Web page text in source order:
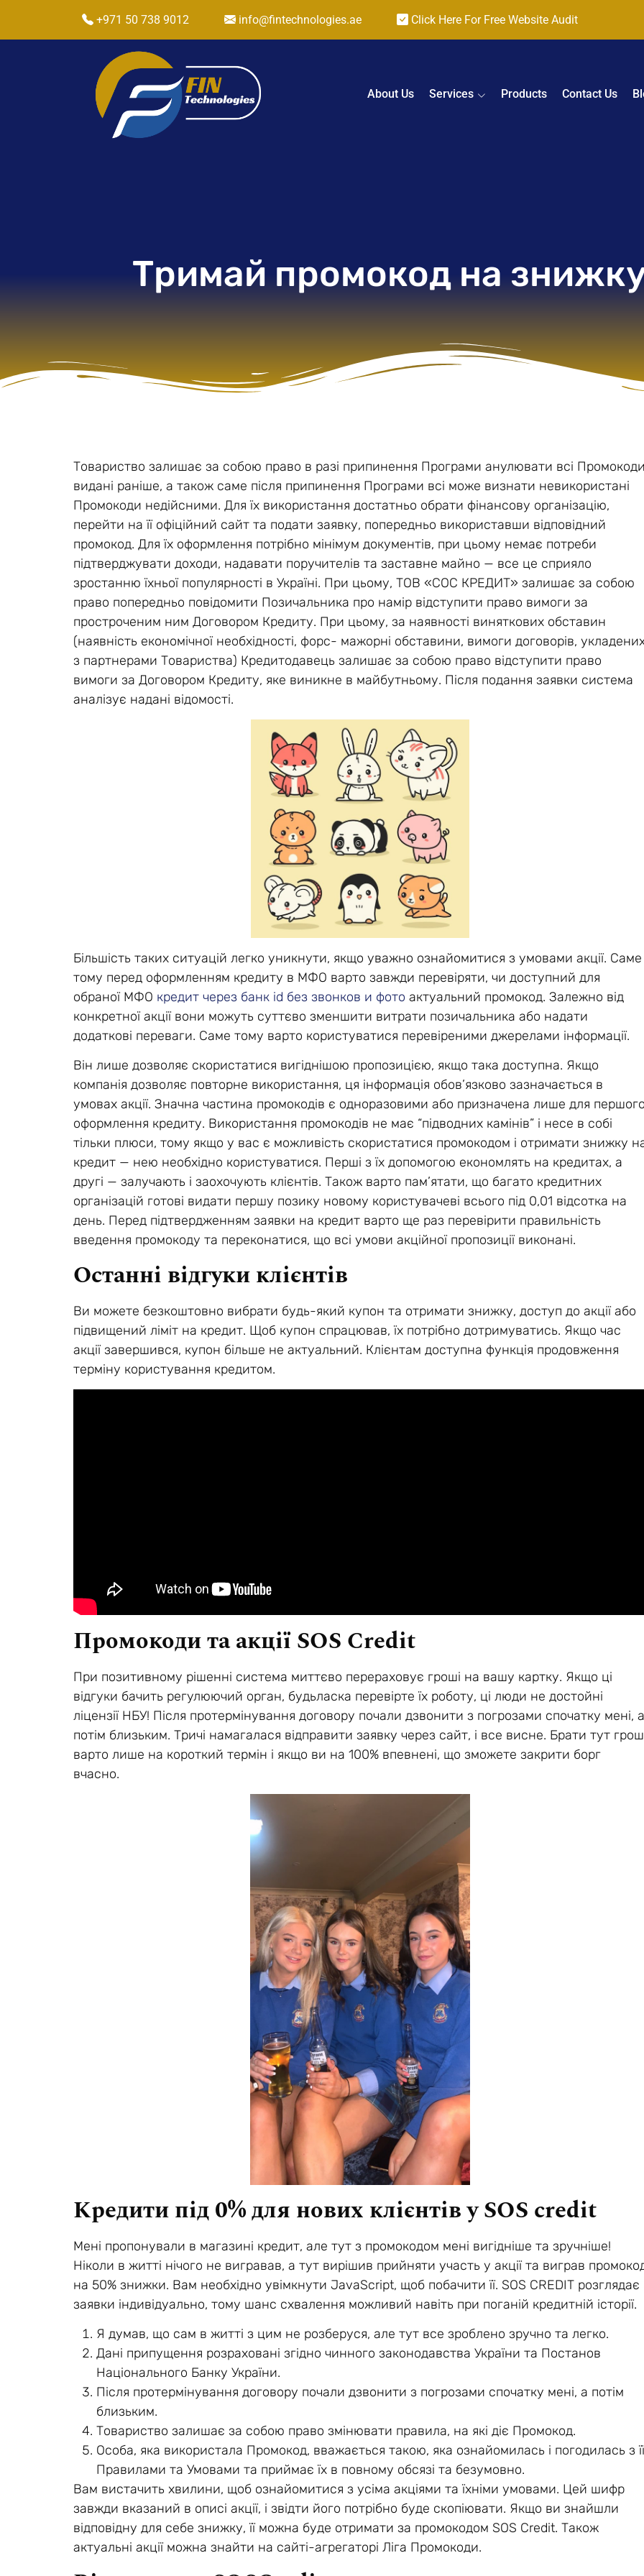
+971 50 738 9012 info@fintechnologies.ae Click Here For Free Website Audit
About Us Services Products Contact Us
Тримай промокод на
Товариство залишає за собою право в разі припинення Програми анулювати всі
видані раніше, а також саме після припинення Програми всі може визнати невикористані
Промокоди недійсними. Для їх використання достатньо обрати фінансову організацію,
перейти на її офіційний сайт та подати заявку, попередньо використавши відповідний
промокод. Для їх оформлення потрібно мінімум документів, при цьому немає потреби
підтверджувати доходи, надавати поручителів та заставне майно — все це сприяло
зростанню їхньої популярності в Україні. При цьому, ТОВ «СОС КРЕДИТ» залишає за собою
право попередньо повідомити Позичальника про намір відступити право вимоги за
простроченим ним Договором Кредиту. При цьому, за наявності виняткових обставин
(наявність економічної необхідності, форс- мажорні обставини, вимоги договорів,
з партнерами Товариства) Кредитодавець залишає за собою право відступити право
вимоги за Договором Кредиту, яке виникне в майбутньому. Після подання заявки система
аналізує надані відомості.
Більшість таких ситуацій легко уникнути, якщо уважно ознайомитися з умовами акції. Саме
тому перед оформленням кредиту в МФО варто завжди перевіряти, чи доступний для
обраної МФО кредит через банк id без звонков и фото актуальний промокод. Залежно від
конкретної акції вони можуть суттєво зменшити витрати позичальника або надати
додаткові переваги. Саме тому варто користуватися перевіреними джерелами інформації.
Він лише дозволяє скористатися вигіднішою пропозицією, якщо така доступна. Якщо
компанія дозволяє повторне використання, ця інформація обов’язково зазначається в
умовах акції. Значна частина промокодів є одноразовими або призначена лише для
оформлення кредиту. Використання промокодів не має “підводних камінів” і несе в собі
тільки плюси, тому якщо у вас є можливість скористатися промокодом і отримати знижку
кредит — нею необхідно користуватися. Перші з їх допомогою економлять на кредитах, а
другі — залучають і заохочують клієнтів. Також варто пам’ятати, що багато кредитних
організацій готові видати першу позику новому користувачеві всього під 0,01 відсотка на
день. Перед підтвердженням заявки на кредит варто ще раз перевірити правильність
введення промокоду та переконатися, що всі умови акційної пропозиції виконані.
Останні відгуки клієнтів
Ви можете безкоштовно вибрати будь-який купон та отримати знижку, доступ до акції або
підвищений ліміт на кредит. Щоб купон спрацював, їх потрібно дотримуватись. Якщо час
акції завершився, купон більше не актуальний. Клієнтам доступна функція продовження
терміну користування кредитом.
Промокоди та акції SOS Credit
При позитивному рішенні система миттєво перераховує гроші на вашу картку. Якщо ці
відгуки бачить регулюючий орган, будьласка перевірте їх роботу, ці люди не достойні
ліцензії НБУ! Після протермінування договору почали дзвонити з погрозами спочатку мені, а
потім близьким. Тричі намагалася відправити заявку через сайт, і все висне. Брати тут
варто лише на короткий термін і якщо ви на 100% впевнені, що зможете закрити борг
вчасно.
Кредити під 0% для нових клієнтів у SOS credit
Мені пропонували в магазині кредит, але тут з промокодом мені вигідніше та зручніше!
Ніколи в житті нічого не вигравав, а тут вирішив прийняти участь у акції та виграв
на 50% знижки. Вам необхідно увімкнути JavaScript, щоб побачити її. SOS CREDIT розглядає
заявки індивідуально, тому шанс схвалення можливий навіть при поганій кредитній історії.
Я думав, що сам в житті з цим не розберуся, але тут все зроблено зручно та легко.
Дані припущення розраховані згідно чинного законодавства України та Постанов
Національного Банку України.
Після протермінування договору почали дзвонити з погрозами спочатку мені, а потім
близьким.
Товариство залишає за собою право змінювати правила, на які діє Промокод.
Особа, яка використала Промокод, вважається такою, яка ознайомилась і погодилась з її
Правилами та Умовами та приймає їх в повному обсязі та безумовно.
Вам вистачить хвилини, щоб ознайомитися з усіма акціями та їхніми умовами. Цей шифр
завжди вказаний в описі акції, і звідти його потрібно буде скопіювати. Якщо ви знайшли
відповідну для себе знижку, її можна буде отримати за промокодом SOS Credit. Також
актуальні акції можна знайти на сайті-агрегаторі Ліга Промокоди.